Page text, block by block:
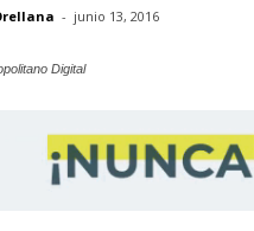
- junio 13, 2016
Digital